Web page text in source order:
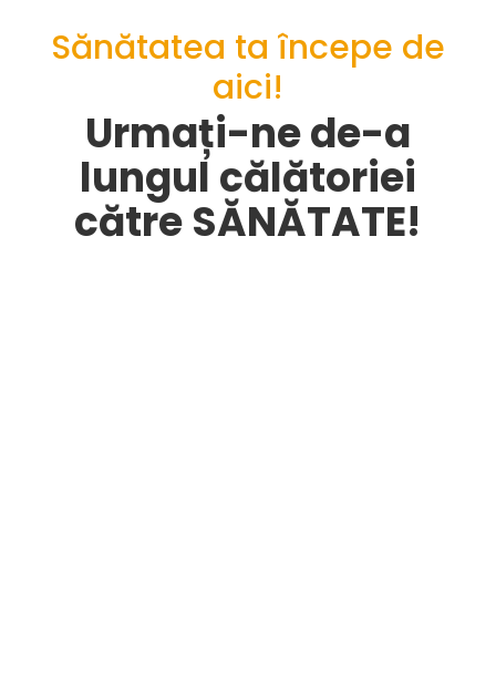
Sănătatea ta începe de
aici!
Urmați-ne de-a
lungul călătoriei
către SĂNĂTATE!